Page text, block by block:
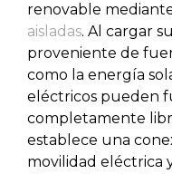
renovable
aisladas. Al cargar
proveniente de
como la energía
eléctricos pueden
completamente
establece una
movilidad eléctrica